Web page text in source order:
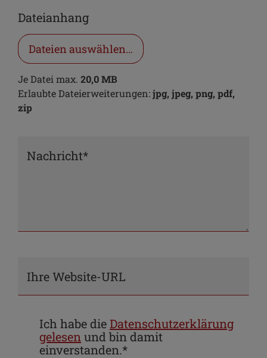
Dateianhang
Dateien auswählen…
Je Datei max. 20,0 MB
Erlaubte Dateierweiterungen:jpg, jpeg, png, pdf,
zip
Nachricht*
Ihre Website-URL
Ich habe die Datenschutzerklärung
gelesen und bin damit
einverstanden.*